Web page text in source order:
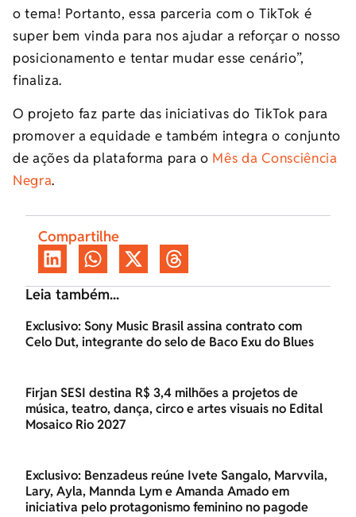
o tema! Portanto, essa parceria com o TikTok é
super bem vinda para nos ajudar a reforçar o nosso
posicionamento e tentar mudar esse cenário”,
finaliza.
O projeto faz parte das iniciativas do TikTok para
promover a equidade e também integra o conjunto
de ações da plataforma para o Mês da Consciência
Negra.
Compartilhe
Leia também...
Exclusivo: Sony Music Brasil assina contrato com
Celo Dut, integrante do selo de Baco Exu do Blues
Firjan SESI destina R$ 3,4 milhões a projetos de
música, teatro, dança, circo e artes visuais no Edital
Mosaico Rio 2027
Exclusivo: Benzadeus reúne Ivete Sangalo, Marvvila,
Lary, Ayla, Mannda Lym e Amanda Amado em
iniciativa pelo protagonismo feminino no pagode